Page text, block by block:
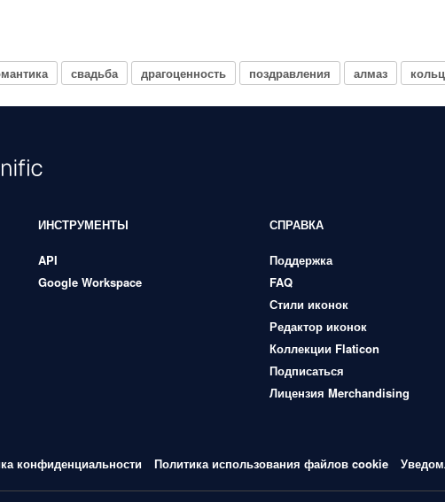
свадьба драгоценность поздравления алмаз
ИНСТРУМЕНТЫ
API
Google Workspace
СПРАВКА
Поддержка
FAQ
Стили иконок
Редактор иконок
Коллекции Flaticon
Подписаться
Лицензия Merchandising
конфиденциальности Политика использования файлов cookie